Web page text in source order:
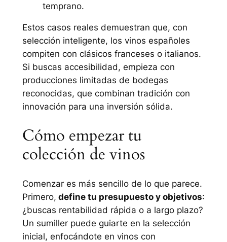
temprano.
Estos casos reales demuestran que, con
selección inteligente, los vinos españoles
compiten con clásicos franceses o italianos.
Si buscas accesibilidad, empieza con
producciones limitadas de bodegas
reconocidas, que combinan tradición con
innovación para una inversión sólida.
Cómo empezar tu
colección de vinos
Comenzar es más sencillo de lo que parece.
Primero, define tu presupuesto y objetivos:
¿buscas rentabilidad rápida o a largo plazo?
Un sumiller puede guiarte en la selección
inicial, enfocándote en vinos con